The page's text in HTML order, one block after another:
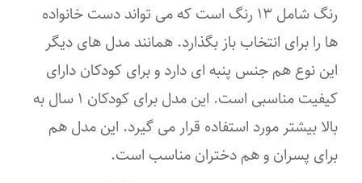
آموزشی کودک استفاده کرد از مزایای این محصول این است که اگر
همچنین قابل شستشو و استفاده مجدد است.
رنگ شامل ١٣ رنگ است که می تواند دست خانواده
ها را برای انتخاب باز بگذارد. همانند مدل های دیگر
این نوع هم جنس پنبه ای دارد و برای کودکان دارای
کیفیت مناسبی است. این مدل برای کودکان ۱ سال به
بالا بیشتر مورد استفاده قرار می گیرد. این مدل هم
برای پسران و هم دختران مناسب است.